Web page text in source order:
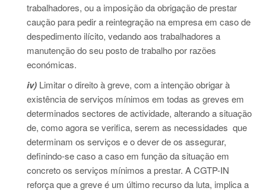
trabalhadores, ou a imposição da obrigação de prestar
caução para pedir a reintegração na empresa em caso de
despedimento ilícito, vedando aos trabalhadores a
manutenção do seu posto de trabalho por razões
económicas.
iv) Limitar o direito à greve, com a intenção obrigar à
existência de serviços mínimos em todas as greves em
determinados sectores de actividade, alterando a situação
de, como agora se verifica, serem as necessidades que
determinam os serviços e o dever de os assegurar,
definindo-se caso a caso em função da situação em
concreto os serviços mínimos a prestar. A CGTP-IN
reforça que a greve é um último recurso da luta, implica a